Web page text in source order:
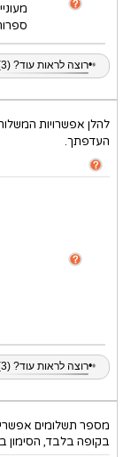
ספרות 1-12
• רוצה לראות עוד? (3)
להלן אפשרויות
העדפתך.
• רוצה לראות עוד? (3)
מספר תשלומים
בקופה בלבד, הסימון